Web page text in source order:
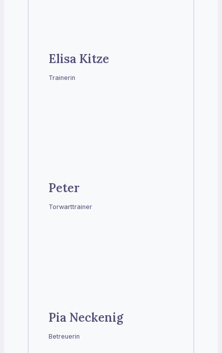
Elisa Kitze
Trainerin
Peter
Torwarttrainer
Pia Neckenig
Betreuerin